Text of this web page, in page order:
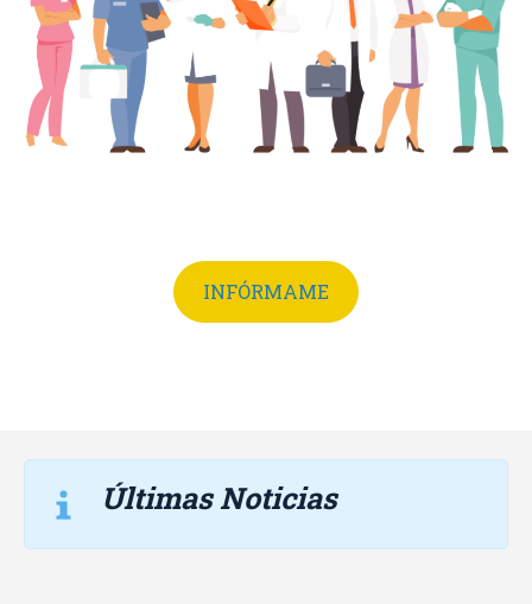
INFÓRMAME
Últimas Noticias